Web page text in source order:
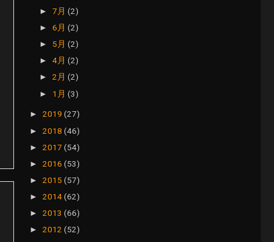
►7月(2)
►6月(2)
► 5月(2)
►4月(2)
►2月(2)
► 1月(3)
► 2019 (27)
► 2018 (46)
► 2017 (54)
► 2016 (53)
► 2015 (57)
► 2014(62)
► 2013 (66)
► 2012 (52)